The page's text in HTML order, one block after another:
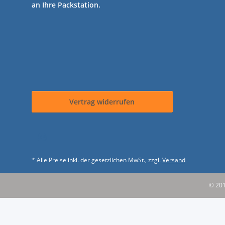
an Ihre Packstation.
Vertrag widerrufen
* Alle Preise inkl. der gesetzlichen MwSt., zzgl.Versand
©